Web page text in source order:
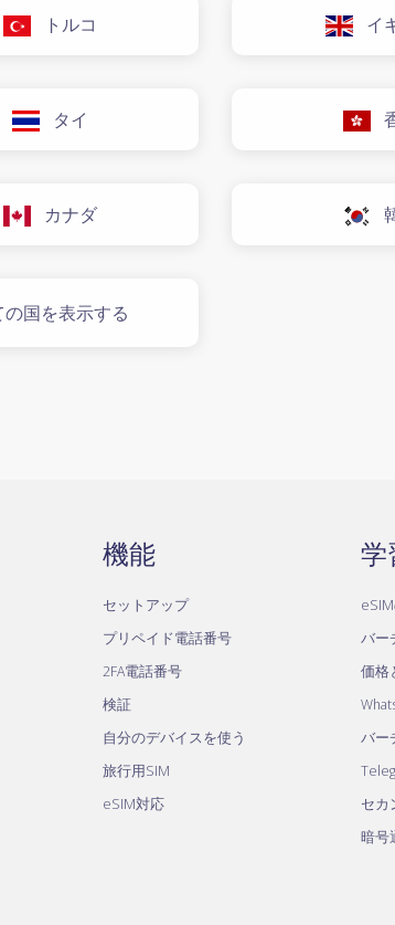
トルコ イ
タイ
カナダ
の国を表示する
機能
セットアップ
プリペイド電話番号
2FA電話番号
検証
自分のデバイスを使う
旅行用SIM
eSIM対応
学
バー
価格
バー
セカ
暗号